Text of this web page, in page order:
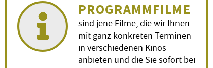
PROGRAMMFILME
sind jene Filme, die wir Ihnen
mit ganz konkreten Terminen
in verschiedenen Kinos
anbieten und die Sie sofort bei